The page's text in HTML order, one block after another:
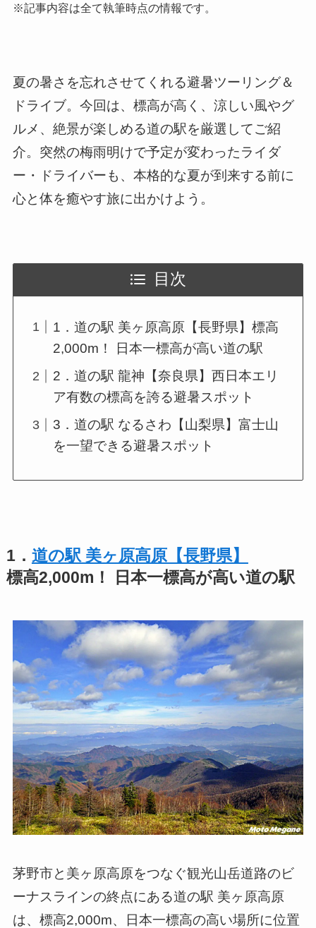
※記事内容は全て執筆時点の情報です。
夏の暑さを忘れさせてくれる避暑ツーリング＆
ドライブ。今回は、標高が高く、涼しい風やグ
ルメ、絶景が楽しめる道の駅を厳選してご紹
介。突然の梅雨明けで予定が変わったライダ
ー・ドライバーも、本格的な夏が到来する前に
心と体を癒やす旅に出かけよう。
目次
1．道の駅 美ヶ原高原【長野県】標高
2,000m！ 日本一標高が高い道の駅
2．道の駅 龍神【奈良県】西日本エリ
ア有数の標高を誇る避暑スポット
3．道の駅 なるさわ【山梨県】富士山
を一望できる避暑スポット
1． 道の駅 美ヶ原高原【長野県】
標高2,000m！ 日本一標高が高い道の駅
茅野市と美ヶ原高原をつなぐ観光山岳道路のビ
ーナスラインの終点にある道の駅 美ヶ原高原
は、標高2,000m、日本一標高の高い場所に位置